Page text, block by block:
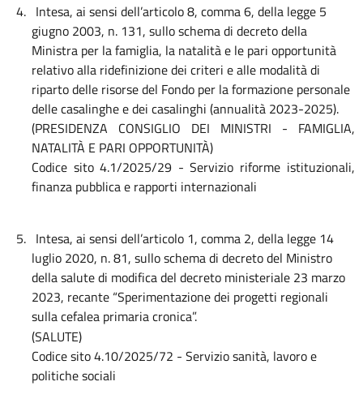
4. Intesa, ai sensi dell’articolo 8, comma 6, della legge 5
giugno 2003, n. 131, sullo schema di decreto della
Ministra per la famiglia, la natalità e le pari opportunità
relativo alla ridefinizione dei criteri e alle modalità di
riparto delle risorse del Fondo per la formazione personale
delle casalinghe e dei casalinghi (annualità 2023-2025).
(PRESIDENZA CONSIGLIO DEI MINISTRI - FAMIGLIA,
NATALITÀ E PARI OPPORTUNITÀ)
Codice sito 4.1/2025/29 - Servizio riforme istituzionali,
finanza pubblica e rapporti internazionali
5. Intesa, ai sensi dell’articolo 1, comma 2, della legge 14
luglio 2020, n. 81, sullo schema di decreto del Ministro
della salute di modifica del decreto ministeriale 23 marzo
2023, recante “Sperimentazione dei progetti regionali
sulla cefalea primaria cronica”.
(SALUTE)
Codice sito 4.10/2025/72 - Servizio sanità, lavoro e
politiche sociali